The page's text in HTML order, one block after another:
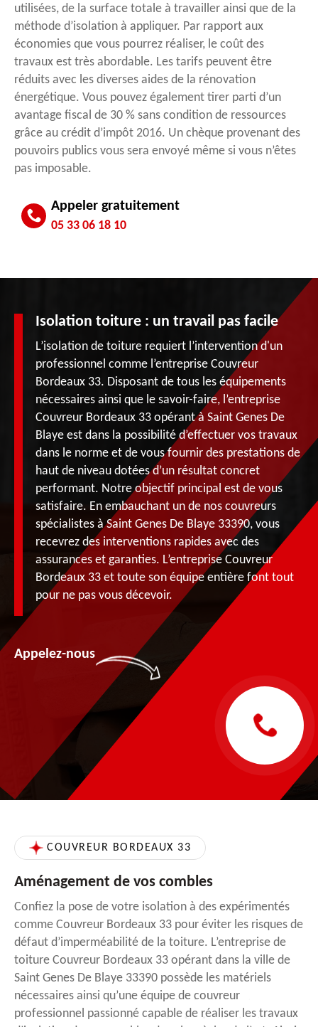
utilisées, de la surface totale à travailler ainsi que de la
méthode d’isolation à appliquer. Par rapport aux
économies que vous pourrez réaliser, le coût des
travaux est très abordable. Les tarifs peuvent être
réduits avec les diverses aides de la rénovation
énergétique. Vous pouvez également tirer parti d’un
avantage fiscal de 30 % sans condition de ressources
grâce au crédit d’impôt 2016. Un chèque provenant des
pouvoirs publics vous sera envoyé même si vous n’êtes
pas imposable.
Appeler gratuitement
05 33 06 18 10
Isolation toiture : un travail pas facile
L’isolation de toiture requiert l’intervention d'un
professionnel comme l’entreprise Couvreur
Bordeaux 33. Disposant de tous les équipements
nécessaires ainsi que le savoir-faire, l’entreprise
Couvreur Bordeaux 33 opérant à Saint Genes De
Blaye est dans la possibilité d’effectuer vos travaux
dans le norme et de vous fournir des prestations de
haut de niveau dotées d’un résultat concret
performant. Notre objectif principal est de vous
satisfaire. En embauchant un de nos couvreurs
spécialistes à Saint Genes De Blaye 33390, vous
recevrez des interventions rapides avec des
assurances et garanties. L’entreprise Couvreur
Bordeaux 33 et toute son équipe entière font tout
pour ne pas vous décevoir.
Appelez-nous
COUVREUR BORDEAUX 33
Aménagement de vos combles
Confiez la pose de votre isolation à des expérimentés
comme Couvreur Bordeaux 33 pour éviter les risques de
défaut d’imperméabilité de la toiture. L’entreprise de
toiture Couvreur Bordeaux 33 opérant dans la ville de
Saint Genes De Blaye 33390 possède les matériels
nécessaires ainsi qu’une équipe de couvreur
professionnel passionné capable de réaliser les travaux